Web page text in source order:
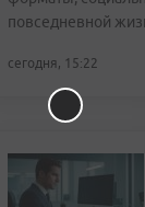
повседневной
сегодня, 15:22